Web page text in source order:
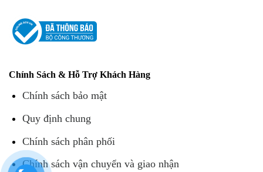
Chính Sách & Hỗ Trợ Khách Hàng
Chính sách bảo mật
Quy định chung
Chính sách phân phối
Chính sách vận chuyển và giao nhận